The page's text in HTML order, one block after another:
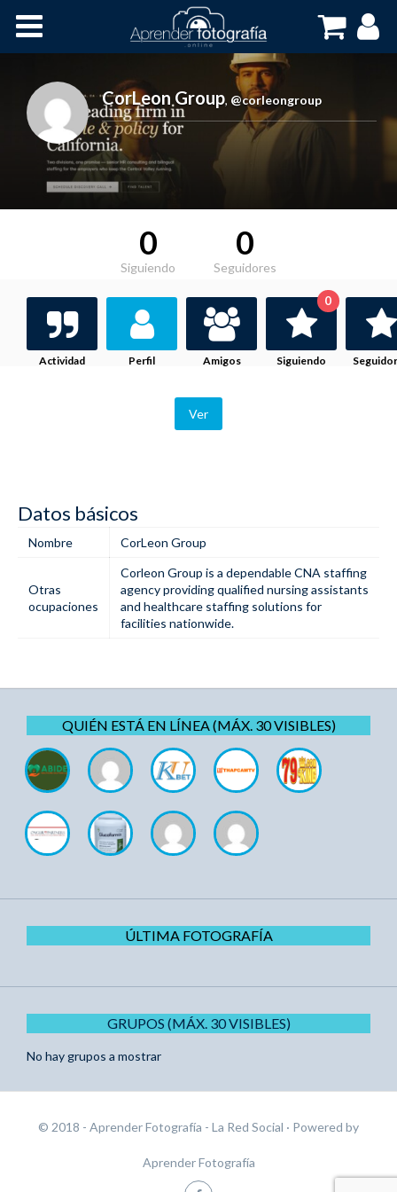
Cursos OnLine
CorLeon Group, @corleongroup
0
Siguiendo
0
Seguidores
Actividad Perfil Amigos Siguiendo
0
Ver
Datos básicos
Nombre CorLeon Group
Otras
ocupaciones
Corleon Group is a dependableCNA staffing
agencyproviding qualified nursing assistants
and healthcare staffing solutions for
facilities nationwide.
QUIÉN ESTÁ EN LÍNEA (MÁX. 30 VISIBLES)
ÚLTIMA FOTOGRAFÍA
GRUPOS (MÁX. 30 VISIBLES)
No hay grupos a mostrar
© 2018 - Aprender Fotografía - La Red Social · Powered by
Aprender Fotografía